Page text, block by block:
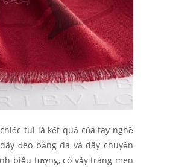
túi là kết quả của tay nghề
đeo bằng da và dây chuyền
biểu tượng, có vảy tráng men